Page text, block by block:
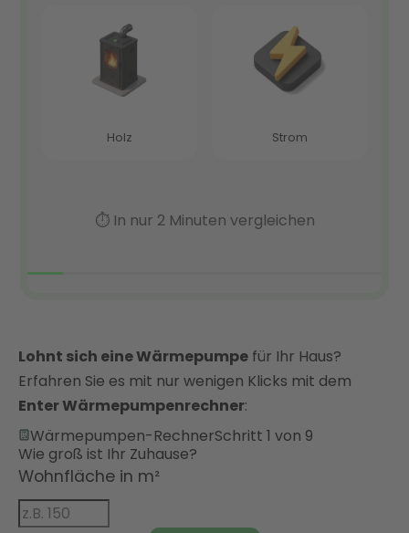
Lohnt sich eine Wärmepumpe für Ihr Haus?
Erfahren Sie es mit nur wenigen Klicks mit dem
Enter Wärmepumpenrechner:
Wärmepumpen-RechnerSchritt 1 von 9
Wie groß ist Ihr Zuhause?
Wohnfläche in m²